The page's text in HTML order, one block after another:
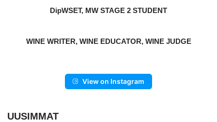
DipWSET, MW STAGE 2 STUDENT
WINE WRITER, WINE EDUCATOR, WINE JUDGE
View on Instagram
UUSIMMAT